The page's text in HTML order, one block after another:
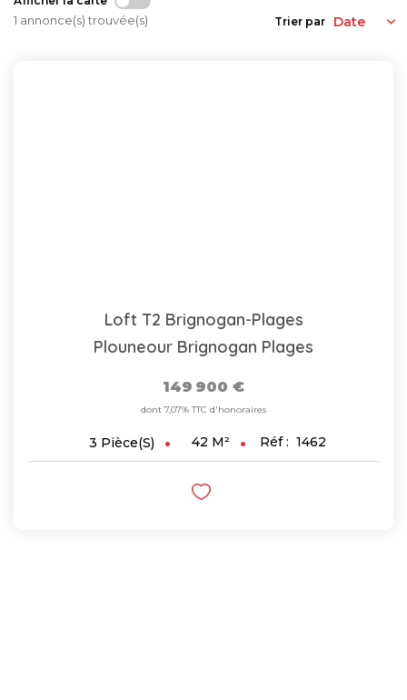
1 annonce(s) trouvée(s) Trier par
Loft T2 Brignogan-Plages
Plouneour Brignogan Plages
149 900 €
dont 7,07% TTC d'honoraires
3 Pièce(s) 42 M² Réf : 1462